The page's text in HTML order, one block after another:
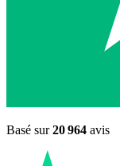
Basé sur20 964 avis